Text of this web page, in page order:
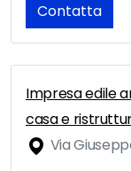
Contatta
Impresa edile
casa e
Via